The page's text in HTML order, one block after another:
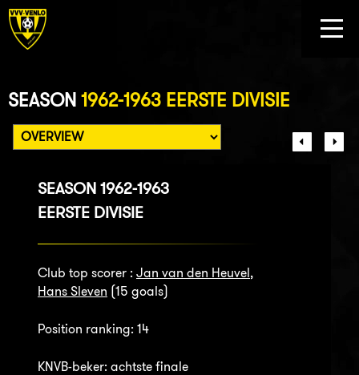
SEASON 1962-1963 EERSTE DIVISIE
SEASON 1962-1963
EERSTE DIVISIE
Club top scorer : Jan van den Heuvel,
Hans Sleven (15 goals)
Position ranking: 14
KNVB-beker: achtste finale